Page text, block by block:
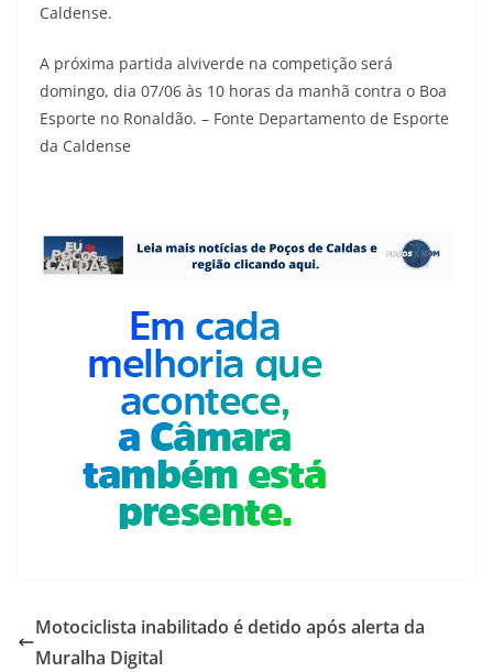
Caldense.
A próxima partida alviverde na competição será
domingo, dia 07/06 às 10 horas da manhã contra o Boa
Esporte no Ronaldão. – Fonte Departamento de Esporte
da Caldense
Motociclista inabilitado é detido após alerta da
Muralha Digital